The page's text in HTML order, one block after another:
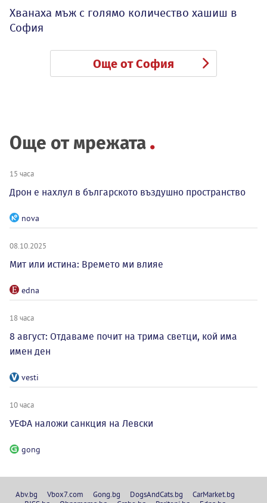
Хванаха мъж с голямо количество хашиш в
София
Още от София
Още от мрежата
15 часа
Дрон е нахлул в българското въздушно пространство
nova
08.10.2025
Мит или истина: Времето ми влияе
edna
18 часа
8 август: Отдаваме почит на трима светци, кой има
имен ден
vesti
10 часа
УЕФА наложи санкция на Левски
gong
Abv.bg Vbox7.com Gong.bg DogsAndCats.bg
CarMarket.bg